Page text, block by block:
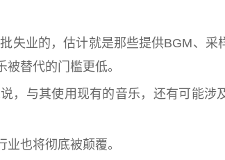
失业的，估计就是那些提供BGM、采
替代的门槛更低。
，与其使用现有的音乐，还有可能涉
也将彻底被颠覆。